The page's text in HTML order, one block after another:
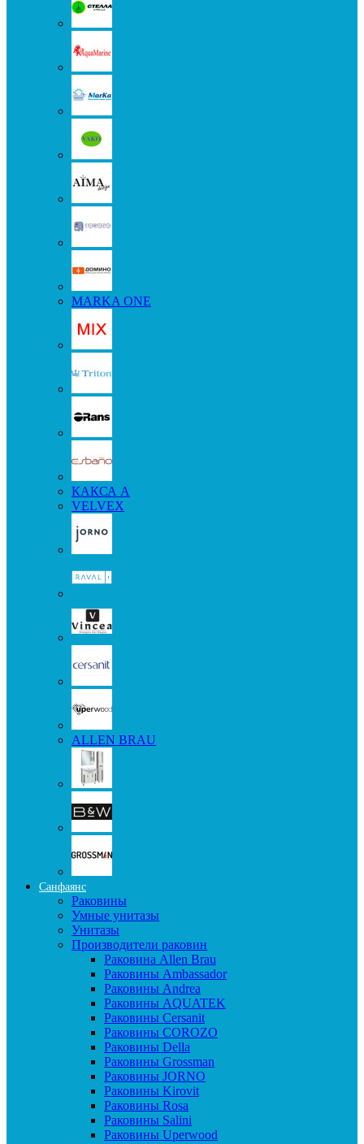
MARKA ONE
КАКСА А
VELVEX
ALLEN BRAU
Санфаянс
Раковины
Умные унитазы
Унитазы
Производители раковин
Раковина Allen Brau
Раковины Ambassador
Раковины Andrea
Раковины AQUATEK
Раковины Cersanit
Раковины COROZO
Раковины Della
Раковины Grossman
Раковины JORNO
Раковины Kirovit
Раковины Rosa
Раковины Salini
Раковины Uperwood